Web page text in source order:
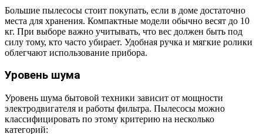
Большие пылесосы стоит покупать, если в доме достаточно
места для хранения. Компактные модели обычно весят до 10
кг. При выборе важно учитывать, что вес должен быть под
силу тому, кто часто убирает. Удобная ручка и мягкие ролики
облегчают использование прибора.
Уровень шума
Уровень шума бытовой техники зависит от мощности
электродвигателя и работы фильтра. Пылесосы можно
классифицировать по этому критерию на несколько
категорий: